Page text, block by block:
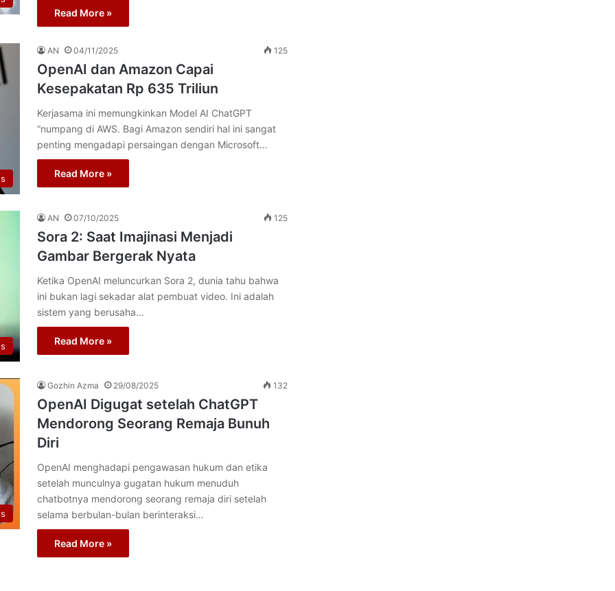
Read More »
AN 04/11/2025 125
OpenAI dan Amazon Capai
Kesepakatan Rp 635 Triliun
Kerjasama ini memungkinkan Model AI ChatGPT
“numpang di AWS. Bagi Amazon sendiri hal ini sangat
penting mengadapi persaingan dengan Microsoft…
Read More »
AN 07/10/2025 125
Sora 2: Saat Imajinasi Menjadi
Gambar Bergerak Nyata
Ketika OpenAI meluncurkan Sora 2, dunia tahu bahwa
ini bukan lagi sekadar alat pembuat video. Ini adalah
sistem yang berusaha…
Read More »
Gozhin Azma 29/08/2025 132
OpenAI Digugat setelah ChatGPT
Mendorong Seorang Remaja Bunuh
Diri
OpenAI menghadapi pengawasan hukum dan etika
setelah munculnya gugatan hukum menuduh
chatbotnya mendorong seorang remaja diri setelah
selama berbulan-bulan berinteraksi…
Read More »